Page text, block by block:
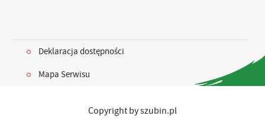
Deklaracja dostępności
Mapa Serwisu
Copyright by szubin.pl